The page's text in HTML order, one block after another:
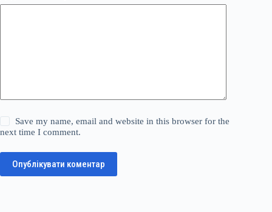
Save my name, email and website in this browser for the
next time I comment.
Опублікувати коментар